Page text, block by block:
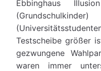
Ebbinghaus
Testscheibe größer
gezwungene
waren immer